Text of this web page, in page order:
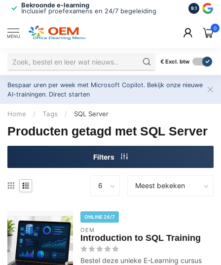
Bekroonde e-learning
Inclusief proefexamens en 24/7 begeleiding
ISO
2.500+
9.1
MENU
0
€ Excl. btw
Bespaar uren per week met Microsoft Copilot. Bekijk onze nieuwe
AI-trainingen. Direct starten
Home / Tags / SQL Server
Producten getagd met SQL Server
Filters
ONLINE 24/7
OEM
Introduction to SQL Training
Bestel deze unieke E-Learning cursus